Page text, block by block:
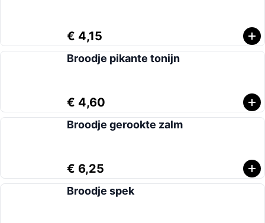
€ 4,15
Broodje pikante tonijn
€ 4,60
Broodje gerookte zalm
€ 6,25
Broodje spek